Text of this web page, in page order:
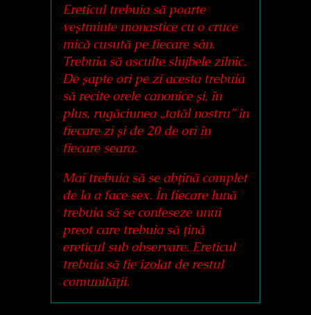
Ereticul trebuia să poarte
veștminte monastice cu o cruce
mică cusută pe fiecare sân.
Trebuia să asculte slujbele zilnic.
De șapte ori pe zi acesta trebuia
să recite orele canonice și, în
plus, rugăciunea „tatăl nostru” în
fiecare zi și de 20 de ori în
fiecare seara.
Mai trebuia să se abțină complet
de la a face sex. În fiecare lună
trebuia să se confeseze unui
preot care trebuia să țină
ereticul sub observare. Ereticul
trebuia să fie izolat de restul
comunității.